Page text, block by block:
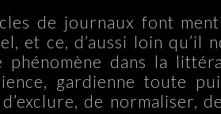
de journaux font
et ce, d’aussi loin qu’il
dans la
gardienne toute
de normaliser,